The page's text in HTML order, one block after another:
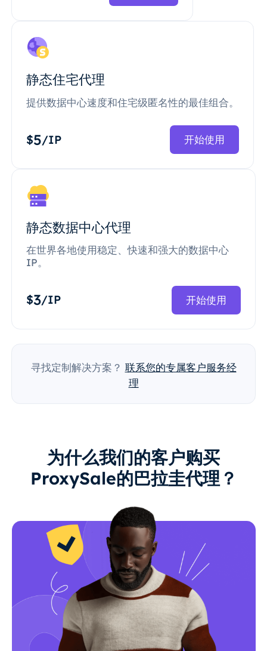
静态住宅代理
提供数据中心速度和住宅级匿名性的最佳组合。
$5/IP 开始使用
静态数据中心代理
在世界各地使用稳定、快速和强大的数据中心
IP。
$3/IP 开始使用
寻找定制解决方案？ 联系您的专属客户服务经
理
为什么我们的客户购买
ProxySale的巴拉圭代理？